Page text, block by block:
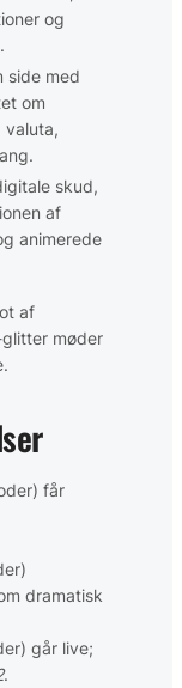
og
side med
om
valuta,
skud,
af
animerede
af
møder
får
dramatisk
går live;
.